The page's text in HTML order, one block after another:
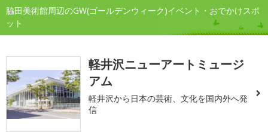
脇田美術館周辺のGW(ゴールデンウィーク)イベント・おでかけスポ
ット
軽井沢ニューアートミュージ
アム
軽井沢から日本の芸術、文化を国内外へ発
信